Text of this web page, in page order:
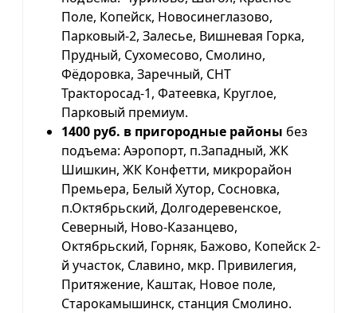
Поле, Копейск, Новосинеглазово,
Парковый-2, Залесье, Вишневая Горка,
Прудный, Сухомесово, Смолино,
Фёдоровка, Заречный, СНТ
Тракторосад-1, Фатеевка, Круглое,
Парковый премиум.
1400 руб. в пригородные районы без
подъема: Аэропорт, п.Западный, ЖК
Шишкин, ЖК Конфетти, микрорайон
Премьера, Белый Хутор, Сосновка,
п.Октябрьский, Долгодеревенское,
Северный, Ново-Казанцево,
Октябрьский, Горняк, Бажово, Копейск 2-
й участок, Славино, мкр. Привилегия,
Притяжение, Каштак, Новое поле,
Старокамышинск, станция Смолино.